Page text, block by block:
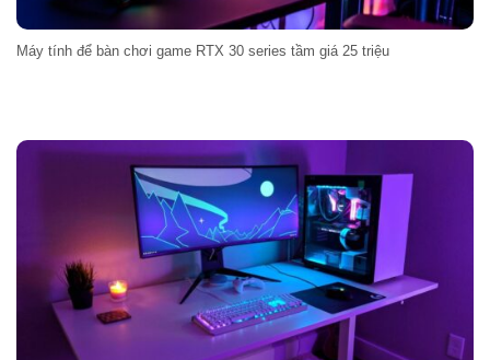
Máy tính để bàn chơi game RTX 30 series tầm giá 25 triệu